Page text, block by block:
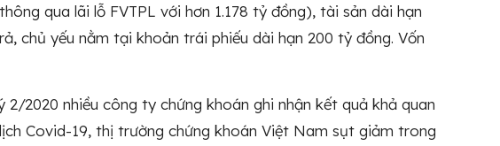
qua lãi lỗ FVTPL với hơn 1.178 tỷ đồng), tài sản dài hạn
chủ yếu nằm tại khoản trái phiếu dài hạn 200 tỷ đồng. Vốn
2020 nhiều công ty chứng khoán ghi nhận kết quả khả quan
Covid-19, thị trường chứng khoán Việt Nam sụt giảm trong